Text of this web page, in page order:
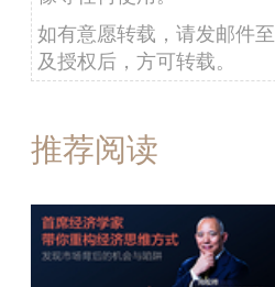
如有意愿转载，请发邮件至
及授权后，方可转载。
推荐阅读